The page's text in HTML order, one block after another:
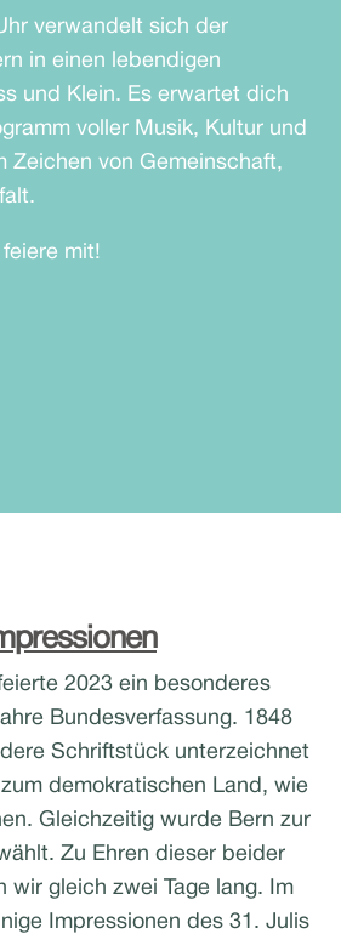
verwandelt sich der
in einen lebendigen
und Klein. Es erwartetdich
voller Musik, Kultur und
Zeichen von Gemeinschaft,
mit!
2023 ein besonderes
Bundesverfassung. 1848
Schriftstück unterzeichnet
demokratischen Land, wie
Gleichzeitig wurde Bern zur
Zu Ehren dieser beider
wir gleich zwei Tage lang. Im
Impressionen des 31. Julis